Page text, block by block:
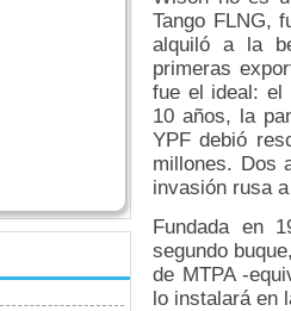
Tango FLNG,
alquiló a la
primeras
fue el ideal: el
10 años, la
YPF debió
millones. Dos
invasión rusa
Fundada en
segundo
de MTPA -
lo instalará en